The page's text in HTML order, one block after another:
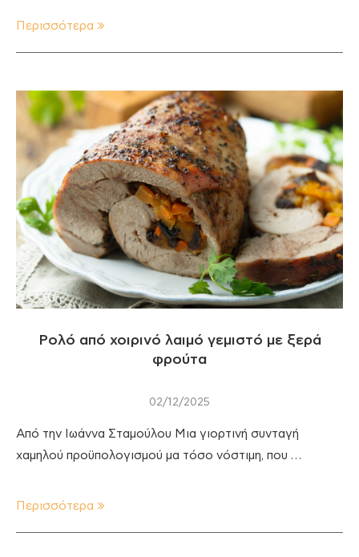
Περισσότερα
Ρολό από χοιρινό λαιμό γεμιστό με ξερά
φρούτα
02/12/2025
Από την Ιωάννα Σταμούλου Μια γιορτινή συνταγή
χαμηλού προϋπολογισμού μα τόσο νόστιμη, που …
Περισσότερα